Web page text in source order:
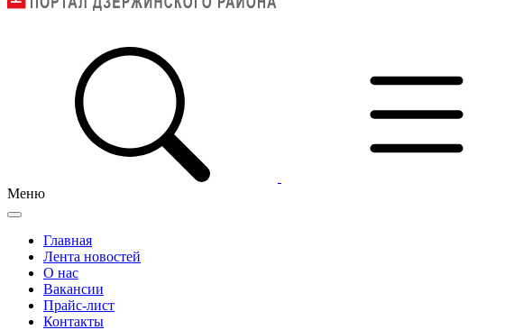
Меню
Главная
Лента новостей
О нас
Вакансии
Прайс-лист
Контакты